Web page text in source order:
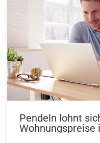
Pendeln lohnt
Wohnungspreise